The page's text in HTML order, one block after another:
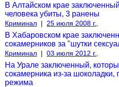
В Алтайском крае
человека убиты, 3 ранены
Криминал | 25 июля 2008 г.,
В Хабаровском крае
сокамерников за "шутки
Криминал | 03 июля 2012 г.,
На Урале заключенный,
сокамерника из-за шоколадки,
режима